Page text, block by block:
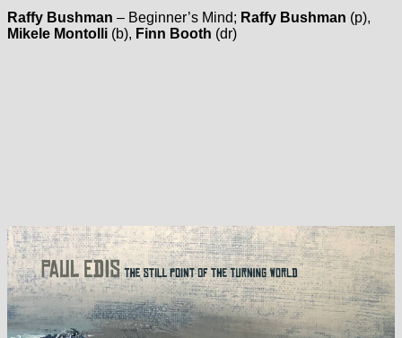
Raffy Bushman – Beginner’s Mind; Raffy Bushman (p),
Mikele Montolli (b), Finn Booth (dr)